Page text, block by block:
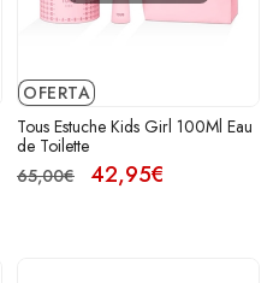
OFERTA
Tous Estuche Kids Girl 100Ml Eau
de Toilette
65,00€
42,95€